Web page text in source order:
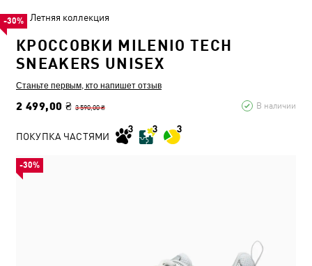
Летняя коллекция
КРОССОВКИ MILENIO TECH
SNEAKERS UNISEX
Станьте первым, кто напишет отзыв
2 499,00 ₴ 3 590,00 ₴ В наличии
-30%
ПОКУПКА ЧАСТЯМИ
-30%